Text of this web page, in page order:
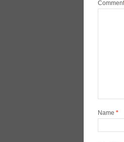
Name *